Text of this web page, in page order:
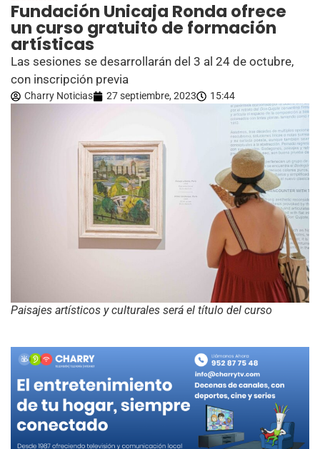
Fundación Unicaja Ronda ofrece
un curso gratuito de formación
artísticas
Las sesiones se desarrollarán del 3 al 24 de octubre,
con inscripción previa
Charry Noticias 27 septiembre, 2023 15:44
Paisajes artísticos y culturales será el título del curso